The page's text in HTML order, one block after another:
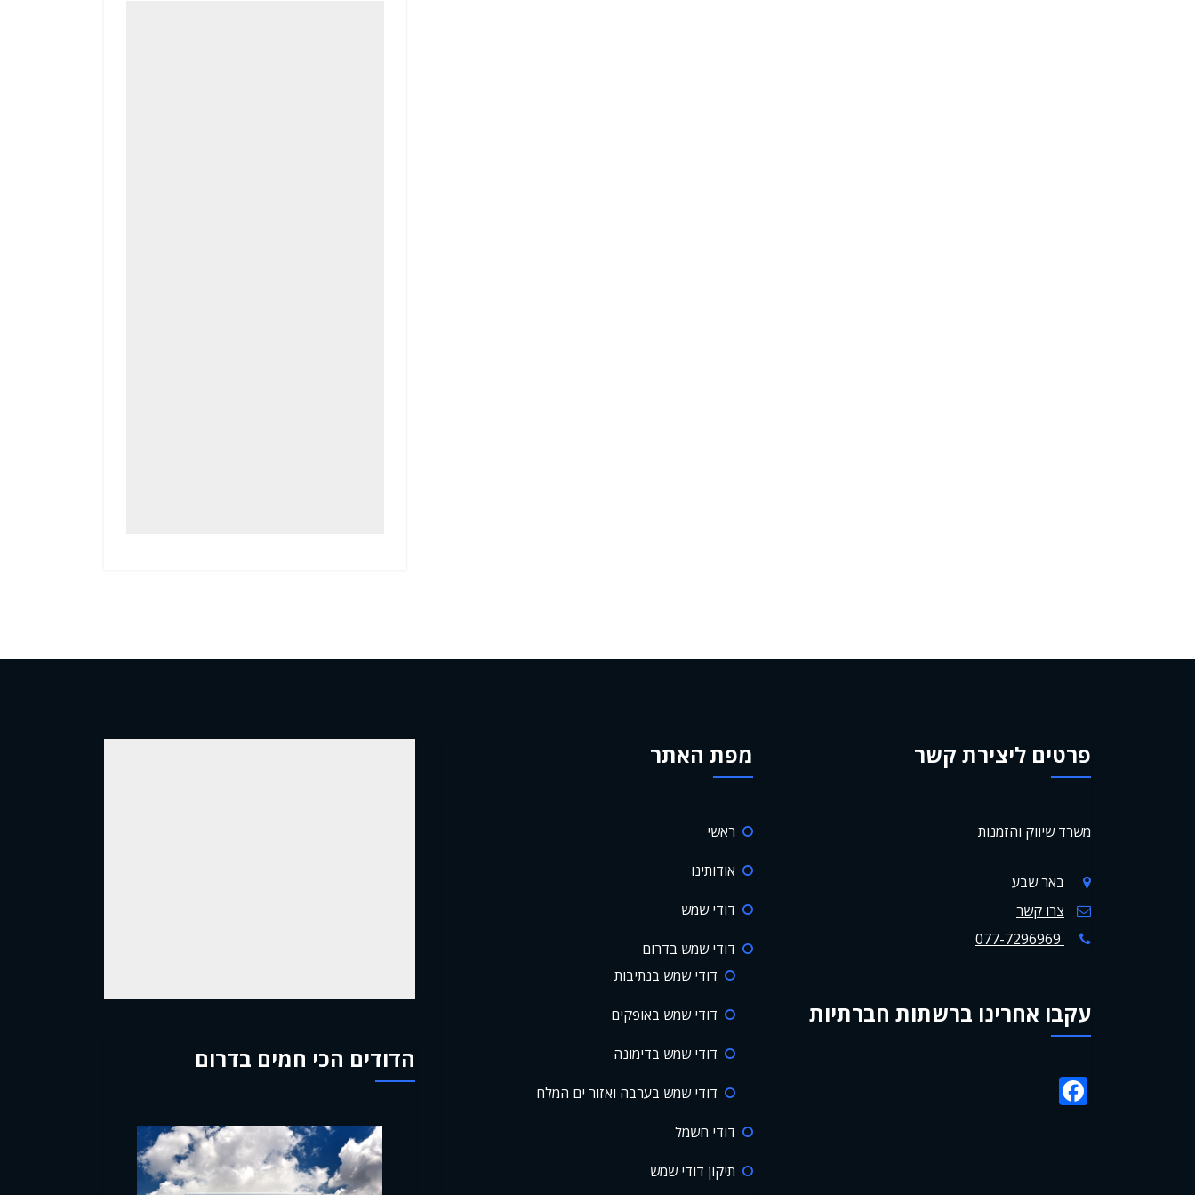
פרטים ליצירת קשר
משרד שיווק והזמנות
באר שבע
צרו קשר
עקבו אחרינו ברשתות חברתיות
מפת האתר
ראשי
אודותינו
דודי שמש
דודי שמש בדרום
דודי שמש בנתיבות
דודי שמש באופקים
דודי שמש בדימונה
דודי שמש בערבה ואזור ים המלח
דודי חשמל
תיקון דודי שמש
הדודים הכי חמים בדרום